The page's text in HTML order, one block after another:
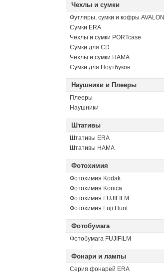
Чехлы и сумки
Футляры, сумки и кофры AVALON
Сумки ERA
Чехлы и сумки PORTcase
Сумки для CD
Чехлы и сумки HAMA
Сумки для Ноутбуков
Наушники и Плееры
Плееры
Наушники
Штативы
Штативы ERA
Штативы HAMA
Фотохимия
Фотохимия Kodak
Фотохимия Konica
Фотохимия FUJIFILM
Фотохимия Fuji Hunt
Фотобумага
Фотобумага FUJIFILM
Фонари и лампы
Серия фонарей ERA